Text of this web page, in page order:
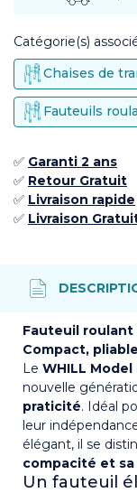
Catégorie(s)
Chaises de
Fauteuils
✅ Garanti 2 ans
✅ Retour Gratuit
✅ Livraison rapide
✅ Livraison
Fauteuil roulant
Compact,
Le WHILL Model
nouvelle
praticité. Idéal
leur
élégant, il se
compacité et
Un fauteuil